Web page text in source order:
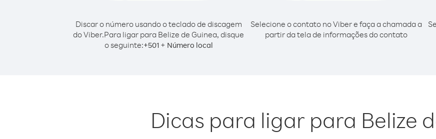
Discar o número usando o teclado de discagem
do Viber.Para ligar para Belize de Guinea, disque
o seguinte:+501+ Número local
Selecione o contato no Viber e faça a chamada a
partir da tela de informações do contato
Dicas para ligar para Belize